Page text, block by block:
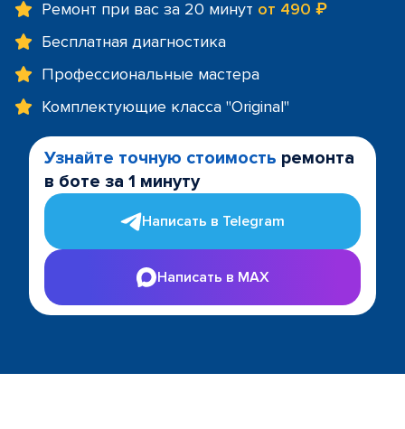
Ремонт при вас за 20 минут от 490 ₽
Бесплатная диагностика
Профессиональные мастера
Комплектующие класса "Original"
Узнайте точную стоимость ремонта
в боте за 1 минуту
Написать в Telegram
Написать в MAX